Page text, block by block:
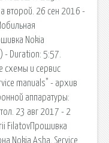
26 сен 2016 -
Nokia
- Duration: 5:57.
схемы и сервис
manuals" - архив
аппаратуры:
23 авг 2017 - 2
FilatovПрошивка
Nokia Asha. Service